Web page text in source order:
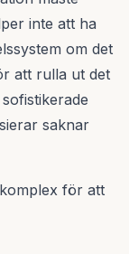
inte att ha
om det
att rulla ut det
saknar
för att